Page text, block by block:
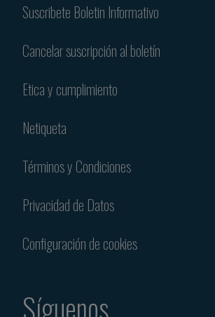
Suscribete Boletin Informativo
Cancelar suscripción al boletín
Etica y cumplimiento
Netiqueta
Términos y Condiciones
Privacidad de Datos
Configuración de cookies
Síguenos